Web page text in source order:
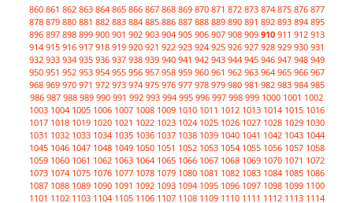
860 861 862 863 864 865 866 867 868 869 870 871 872 873 874 875 876 877
878 879 880 881 882 883 884 885 886 887 888 889 890 891 892 893 894 895
896 897 898 899 900 901 902 903 904 905 906 907 908 909 910 911 912 913
914 915 916 917 918 919 920 921 922 923 924 925 926 927 928 929 930 931
932 933 934 935 936 937 938 939 940 941 942 943 944 945 946 947 948 949
950 951 952 953 954 955 956 957 958 959 960 961 962 963 964 965 966 967
968 969 970 971 972 973 974 975 976 977 978 979 980 981 982 983 984 985
986 987 988 989 990 991 992 993 994 995 996 997 998 999 1000 1001 1002
1003 1004 1005 1006 1007 1008 1009 1010 1011 1012 1013 1014 1015 1016
1017 1018 1019 1020 1021 1022 1023 1024 1025 1026 1027 1028 1029 1030
1031 1032 1033 1034 1035 1036 1037 1038 1039 1040 1041 1042 1043 1044
1045 1046 1047 1048 1049 1050 1051 1052 1053 1054 1055 1056 1057 1058
1059 1060 1061 1062 1063 1064 1065 1066 1067 1068 1069 1070 1071 1072
1073 1074 1075 1076 1077 1078 1079 1080 1081 1082 1083 1084 1085 1086
1087 1088 1089 1090 1091 1092 1093 1094 1095 1096 1097 1098 1099 1100
1101 1102 1103 1104 1105 1106 1107 1108 1109 1110 1111 1112 1113 1114